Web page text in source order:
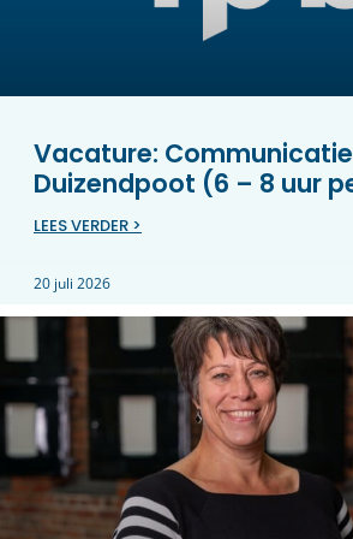
Vacature:
Duizendpoot (6 – 8 uur
LEES VERDER >
20 juli 2026